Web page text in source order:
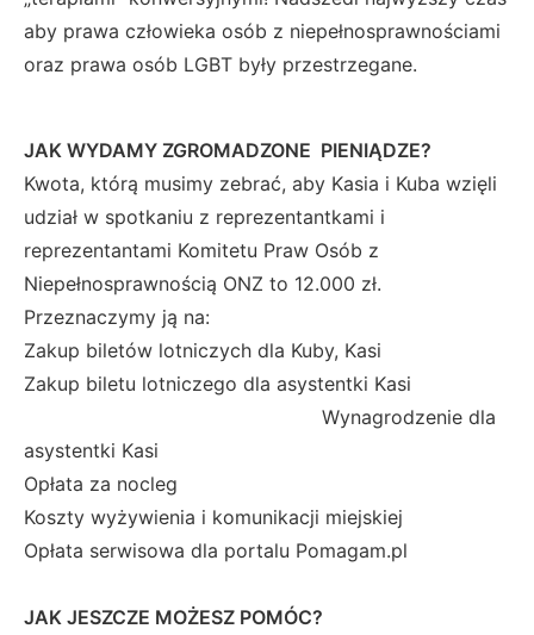
aby prawa człowieka osób z niepełnosprawnościami
oraz prawa osób LGBT były przestrzegane.
JAK WYDAMY ZGROMADZONE PIENIĄDZE?
Kwota, którą musimy zebrać, aby Kasia i Kuba wzięli
udział w spotkaniu z reprezentantkami i
reprezentantami Komitetu Praw Osób z
Niepełnosprawnością ONZ to 12.000 zł.
Przeznaczymy ją na:
Zakup biletów lotniczych dla Kuby, Kasi
Zakup biletu lotniczego dla asystentki Kasi
Wynagrodzenie dla
asystentki Kasi
Opłata za nocleg
Koszty wyżywienia i komunikacji miejskiej
Opłata serwisowa dla portalu Pomagam.pl
JAK JESZCZE MOŻESZ POMÓC?